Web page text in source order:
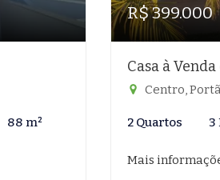
88 m²
R$ 399.000
Casa à
Centro,
2 Quartos 3
Mais